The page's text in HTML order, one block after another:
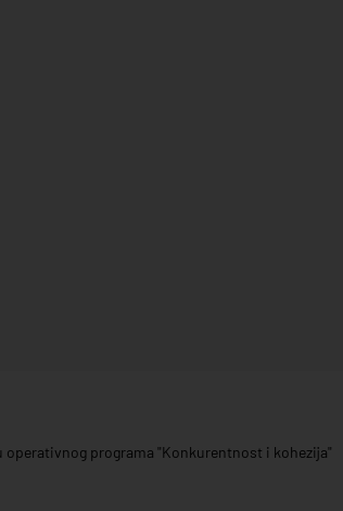
programa "Konkurentnost i kohezija"